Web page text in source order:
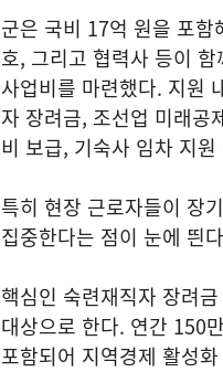
군은 국비 17억 원을 포함
호, 그리고 협력사 등이
사업비를 마련했다. 지원
자 장려금, 조선업 미래공
비 보급, 기숙사 임차 지
특히 현장 근로자들이 장
집중한다는 점이 눈에 띈
핵심인 숙련재직자 장려
대상으로 한다. 연간 150
포함되어 지역경제 활성